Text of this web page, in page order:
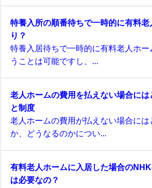
特養入所の順番待ちで一時的に有料
り？
特養入居待ちで一時的に有料老人ホー
うことは可能ですし、...
老人ホームの費用を払えない場合に
と制度
老人ホームの費用が払えない場合には
か、どうなるのかについ...
有料老人ホームに入居した場合の
は必要なの？